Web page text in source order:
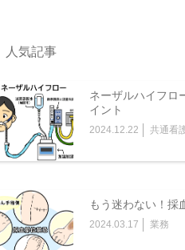
人気記事
ネーザルハイフロ
イント
2024.12.22 共通看
もう迷わない！採
2024.03.17 業務